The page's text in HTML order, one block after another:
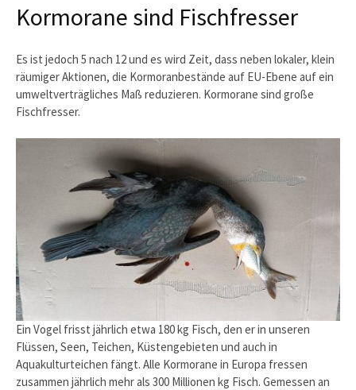
Kormorane sind Fischfresser
Es ist jedoch 5 nach 12 und es wird Zeit, dass neben lokaler, klein
räumiger Aktionen, die Kormoranbestände auf EU-Ebene auf ein
umweltverträgliches Maß reduzieren. Kormorane sind große
Fischfresser.
Ein Vogel frisst jährlich etwa 180 kg Fisch, den er in unseren
Flüssen, Seen, Teichen, Küstengebieten und auch in
Aquakulturteichen fängt. Alle Kormorane in Europa fressen
zusammen jährlich mehr als 300 Millionen kg Fisch. Gemessen an